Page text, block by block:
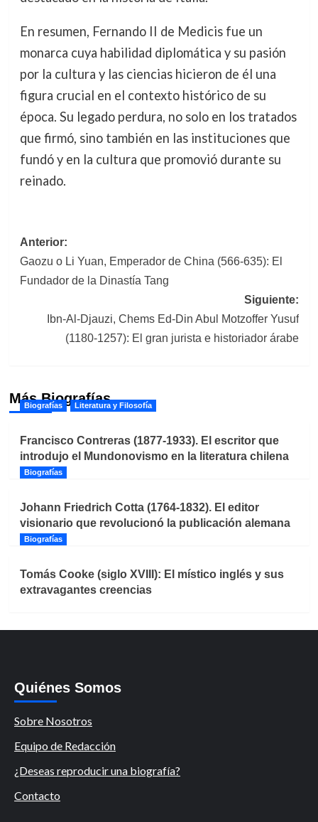
En resumen, Fernando II de Medicis fue un
monarca cuya habilidad diplomática y su pasión
por la cultura y las ciencias hicieron de él una
figura crucial en el contexto histórico de su
época. Su legado perdura, no solo en los tratados
que firmó, sino también en las instituciones que
fundó y en la cultura que promovió durante su
reinado.
Navegación
de
Anterior:
Gaozu o Li Yuan, Emperador de China (566-635): El
Fundador de la Dinastía Tang
Siguiente:
Ibn-Al-Djauzi, Chems Ed-Din Abul Motzoffer Yusuf
(1180-1257): El gran jurista e historiador árabe
Más Biografías
Biografías Literatura y Filosofía
Francisco Contreras (1877-1933). El escritor que
introdujo el Mundonovismo en la literatura chilena
Biografías
Johann Friedrich Cotta (1764-1832). El editor
visionario que revolucionó la publicación alemana
Biografías
Tomás Cooke (siglo XVIII): El místico inglés y sus
extravagantes creencias
Quiénes Somos
Sobre Nosotros
Equipo de Redacción
¿Deseas reproducir una biografía?
Contacto